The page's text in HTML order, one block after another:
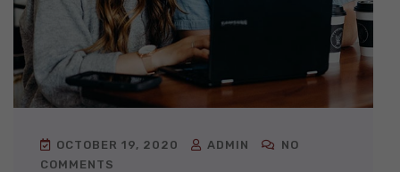
OCTOBER 19, 2020 ADMIN
NO
COMMENTS